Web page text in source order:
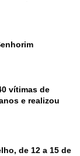
vítimas de
e realizou
de 12 a 15 de